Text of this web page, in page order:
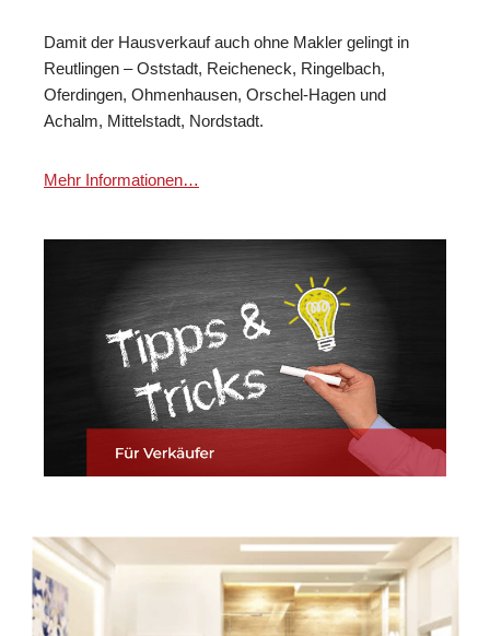
Damit der Hausverkauf auch ohne Makler gelingt in
Reutlingen – Oststadt, Reicheneck, Ringelbach,
Oferdingen, Ohmenhausen, Orschel-Hagen und
Achalm, Mittelstadt, Nordstadt.
Mehr Informationen…